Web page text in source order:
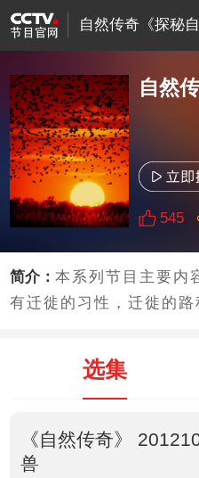
自然传奇《探秘自
自然
545
简介：本系列节目主要内
有迁徙的习性，迁徙的
选集
《自然传奇》
兽